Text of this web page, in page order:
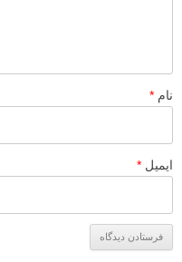
نام *
ایمیل *